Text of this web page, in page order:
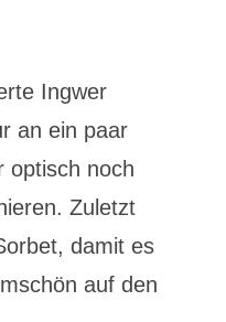
Ingwer
an ein paar
optisch noch
Zuletzt
damit es
auf den